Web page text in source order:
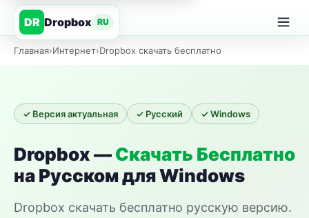
DR Dropbox RU
Главная›Интернет›Dropbox скачать бесплатно
✓ Версия актуальная ✓ Русский ✓ Windows
Dropbox —Скачать Бесплатно
на Русском для Windows
Dropbox скачать бесплатно русскую версию.